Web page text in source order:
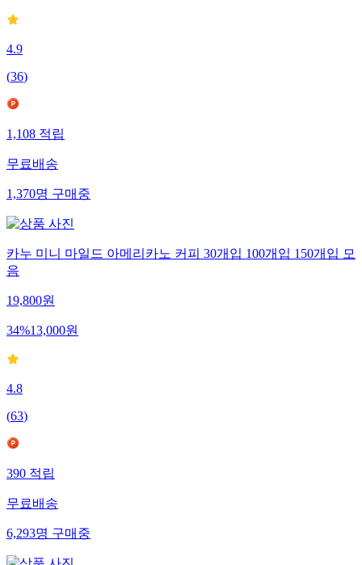
4.9
(36)
1,108적립
무료배송
1,370명구매중
카누 미니 마일드 아메리카노 커피 30개입 100개입 150개입 모
음
19,800원
34%13,000원
4.8
(63)
390적립
무료배송
6,293명구매중